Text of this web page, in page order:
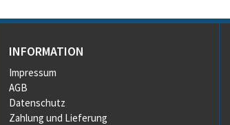
INFORMATION
Impressum
AGB
Datenschutz
Zahlung und Lieferung